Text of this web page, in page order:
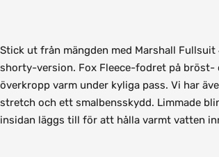
Stick ut från mängden med Marshall
shorty-version. Fox Fleece-fodret på bröst-
överkropp varm under kyliga pass. Vi har
stretch och ett smalbensskydd. Limmade
insidan läggs till för att hålla varmt vatten